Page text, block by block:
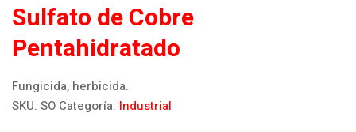
Sulfato de Cobre
Pentahidratado
Fungicida, herbicida.
SKU: SO Categoría: Industrial